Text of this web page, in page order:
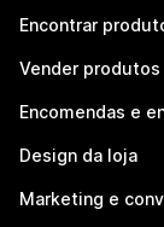
Encontrar
Vender produtos
Encomendas e
Design da loja
Marketing e